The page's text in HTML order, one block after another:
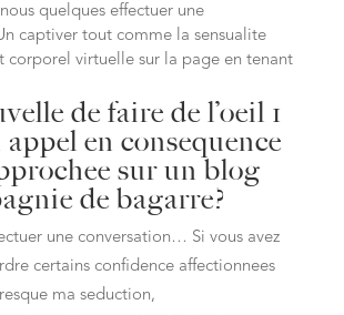
quelques effectuer une
captiver tout comme la sensualite
corporel virtuelle sur la page en tenant
de faire de l’oeil 1
appel en consequence
sur un blog
de bagarre?
une conversation… Si vous avez
certains confidence affectionnees
ma seduction,